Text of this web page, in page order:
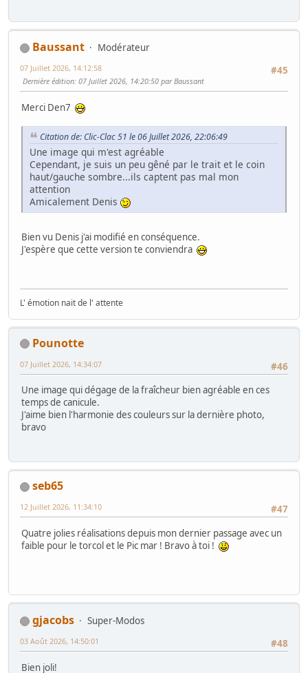
Baussant
Modérateur
#45
07 Juillet 2026, 14:12:58
Dernière édition: 07 Juillet 2026, 14:20:50 par Baussant
Merci Den7
Citation de: Clic-Clac 51 le 06 Juillet 2026, 22:06:49
Une image qui m'est agréable
Cependant, je suis un peu gêné par le trait et le coin
haut/gauche sombre...ils captent pas mal mon
attention
Amicalement Denis
Bien vu Denis j'ai modifié en conséquence.
J'espère que cette version te conviendra
L' émotion nait de l' attente
Pounotte
#46
07 Juillet 2026, 14:34:07
Une image qui dégage de la fraîcheur bien agréable en ces
temps de canicule.
J'aime bien l'harmonie des couleurs sur la dernière photo,
bravo
seb65
#47
12 Juillet 2026, 11:34:10
Quatre jolies réalisations depuis mon dernier passage avec un
faible pour le torcol et le Pic mar ! Bravo à toi !
gjacobs
Super-Modos
#48
03 Août 2026, 14:50:01
Bien joli!